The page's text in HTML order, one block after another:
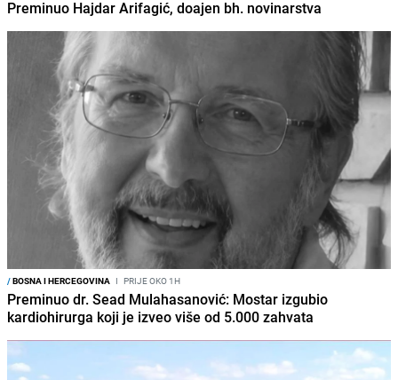
Preminuo Hajdar Arifagić, doajen bh. novinarstva
/BOSNA I HERCEGOVINA I PRIJE OKO 1H
Preminuo dr. Sead Mulahasanović: Mostar izgubio
kardiohirurga koji je izveo više od 5.000 zahvata